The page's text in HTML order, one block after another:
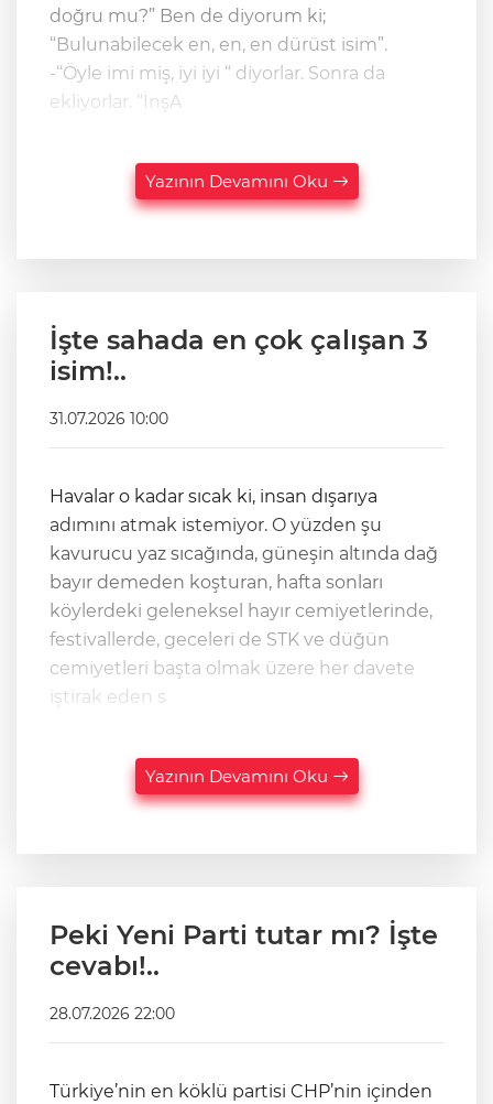
doğru mu?” Ben de diyorum ki;
“Bulunabilecek en, en, en dürüst isim”.
-“Öyle imi miş, iyi iyi “ diyorlar. Sonra da
ekliyorlar. “İnşA
Yazının Devamını Oku
İşte sahada en çok çalışan 3
isim!..
31.07.2026 10:00
Havalar o kadar sıcak ki, insan dışarıya
adımını atmak istemiyor. O yüzden şu
kavurucu yaz sıcağında, güneşin altında dağ
bayır demeden koşturan, hafta sonları
köylerdeki geleneksel hayır cemiyetlerinde,
festivallerde, geceleri de STK ve düğün
cemiyetleri başta olmak üzere her davete
iştirak eden s
Yazının Devamını Oku
Peki Yeni Parti tutar mı? İşte
cevabı!..
28.07.2026 22:00
Türkiye’nin en köklü partisi CHP’nin içinden